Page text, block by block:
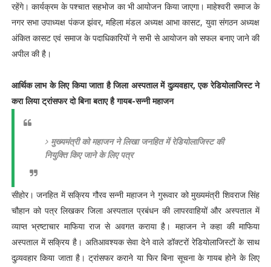
रहेंगे। कार्यक्रम के पश्चात सहभोज का भी आयोजन किया जाएगा। माहेश्वरी समाज के
नगर सभा उपाध्यक्ष पंकज झंवर, महिला मंडल अध्यक्ष आभा कासट, युवा संगठन अध्यक्ष
अंकित कासट एवं समाज के पदाधिकारियों ने सभी से आयोजन को सफल बनाए जाने की
अपील की है।
आर्थिक लाभ के लिए किया जाता है जिला अस्पताल में दुव्र्यवहार, एक रेडियोलाजिस्ट ने
करा लिया ट्रांसफर दो बिना बताए है गायब-सन्नी महाजन
मुख्यमंत्री को महाजन ने लिखा जनहित में रेडियोलाजिस्ट की
नियुक्ति किए जाने के लिए पत्र
सीहोर। जनहित में सक्रिय गौरव सन्नी महाजन ने गुरूवार को मुख्यमंत्री शिवराज सिंह
चौहान को पत्र लिखकर जिला अस्पताल प्रबंधन की लापरवाहियों और अस्पताल में
व्याप्त भ्रष्टाचार माफिया राज से अवगत कराया है। महाजन ने कहा की माफिया
अस्पताल में सक्रिय है। अतिआवश्यक सेवा देने वाले डॉक्टरों रेडियोलाजिस्टों के साथ
दुव्र्यवहार किया जाता है। ट्रांसफर कराने या फिर बिना सूचना के गायब होने के लिए